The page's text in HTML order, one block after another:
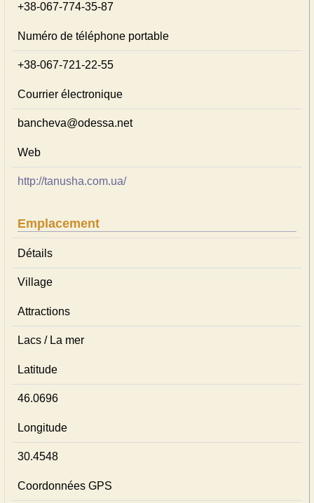
+38-067-774-35-87
Numéro de téléphone portable
+38-067-721-22-55
Courrier électronique
bancheva@odessa.net
Web
http://tanusha.com.ua/
Emplacement
Détails
Village
Attractions
Lacs / La mer
Latitude
46.0696
Longitude
30.4548
Coordonnées GPS